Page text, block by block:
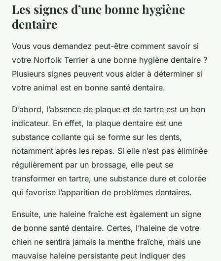
Les signes d’une bonne hygiène
dentaire
Vous vous demandez peut-être comment savoir si
votre Norfolk Terrier a une bonne hygiène dentaire ?
Plusieurs signes peuvent vous aider à déterminer si
votre animal est en bonne santé dentaire.
D’abord, l’absence de plaque et de tartre est un bon
indicateur. En effet, la plaque dentaire est une
substance collante qui se forme sur les dents,
notamment après les repas. Si elle n’est pas éliminée
régulièrement par un brossage, elle peut se
transformer en tartre, une substance dure et colorée
qui favorise l’apparition de problèmes dentaires.
Ensuite, une haleine fraîche est également un signe
de bonne santé dentaire. Certes, l’haleine de votre
chien ne sentira jamais la menthe fraîche, mais une
mauvaise haleine persistante peut indiquer des